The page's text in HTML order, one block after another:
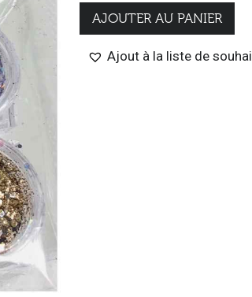
AJOUTER AU PANIER
Ajout à la liste de